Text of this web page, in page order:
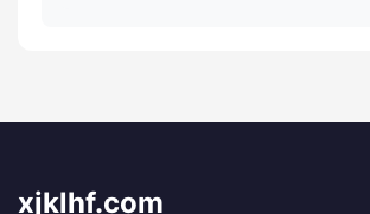
xjklhf.com